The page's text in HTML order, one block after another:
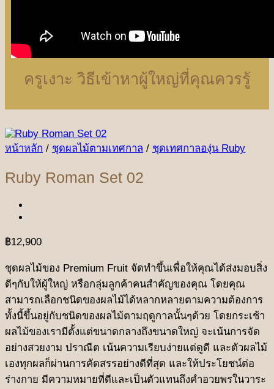
ครูเงาะ วิธีเข้าหาผู้ใหญ่ที่คุณควรรู้
หน้าหลัก / ชุดผลไม้ตามเทศกาล / ชุดเทศกาลองุ่น Ruby
Ruby Roman Set 02
฿12,900
ชุดผลไม้ของ Premium Fruit จัดทำขึ้นเพื่อให้คุณได้ส่งมอบสิ่ง
ดีๆกับให้ผู้ใหญ่ หรือกลุ่มลูกค้าคนสำคัญของคุณ โดยคุณ
สามารถเลือกชนิดของผลไม้ได้หลากหลายตามความต้องการ
ทั้งนี้ขึ้นอยู่กับชนิดของผลไม้ตามฤดูกาลนั้นๆด้วย โดยกระเช้า
ผลไม้ของเรามีตั้งแต่ขนาดกลางถึงขนาดใหญ่ จะเน้นการจัด
อย่างสวยงาม ปราณีต เน้นความเรียบง่ายแต่ดูดี และตัวผลไม้
เองทุกผลก็ผ่านการคัดสรรอย่างดีที่สุด และให้ประโยชน์ต่อ
ร่างกาย มีความหมายที่ดีและเป็นตัวแทนถึงคำอวยพรในวาระ